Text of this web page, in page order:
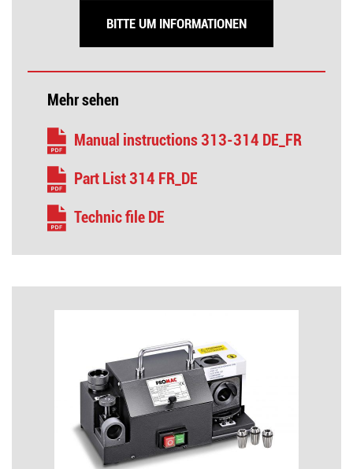
BITTE UM INFORMATIONEN
Mehr sehen
Manual instructions 313-314 DE_FR
Part List 314 FR_DE
Technic file DE